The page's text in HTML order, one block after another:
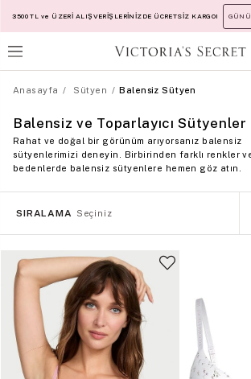
3500 TL ve ÜZERİ ALIŞVERİŞLERİNİZDE ÜCRETSİZ KARGO!
Anasayfa Sütyen Balensiz Sütyen
Balensiz ve Toparlayıcı Sütyenler
Rahat ve doğal bir görünüm arıyorsanız balensiz
sütyenlerimizi deneyin. Birbirinden farklı renkler
bedenlerde balensiz sütyenlere hemen göz atın.
SIRALAMA Seçiniz